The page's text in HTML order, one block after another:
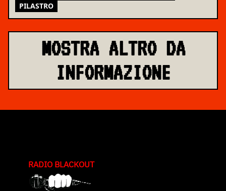
PILASTRO
MOSTRA ALTRO DA
INFORMAZIONE
RADIO BLACKOUT